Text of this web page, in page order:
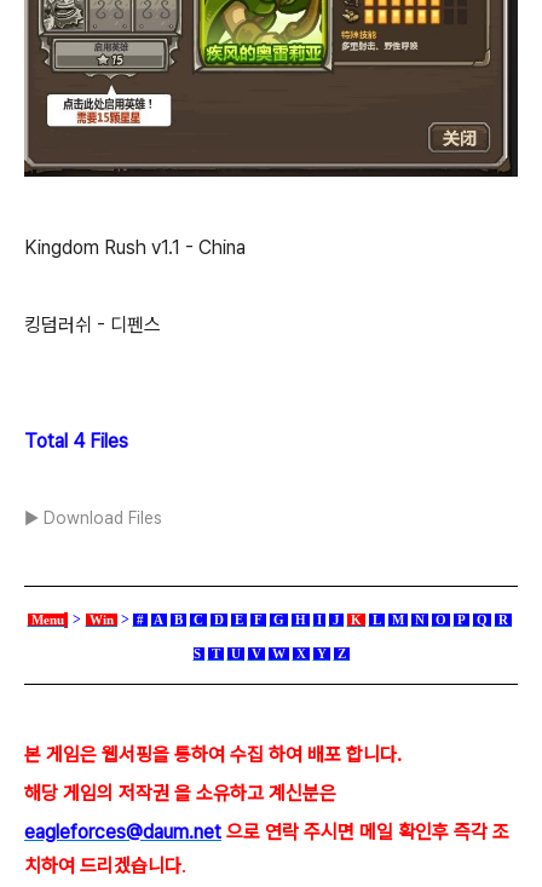
Kingdom Rush v1.1 - China
킹덤러쉬 - 디펜스
Total 4 Files
▶ Download Files
Menu > Win > # A B C D E F G H I J K L M N O P Q R
S T U V W X Y Z
본 게임은 웹서핑을 통하여 수집 하여 배포 합니다.
해당 게임의 저작권 을 소유하고 계신분은
eagleforces@daum.net 으로 연락 주시면 메일 확인후 즉각 조
치하여 드리겠습니다.